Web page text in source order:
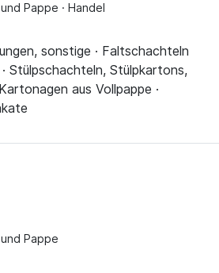
Pappe · Handel
sonstige · Faltschachteln
Stülpschachteln, Stülpkartons,
aus Vollpappe ·
Pappe